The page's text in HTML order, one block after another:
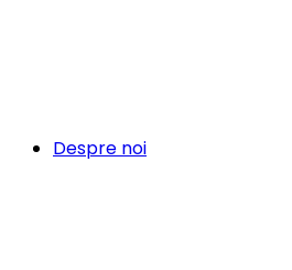
Despre noi